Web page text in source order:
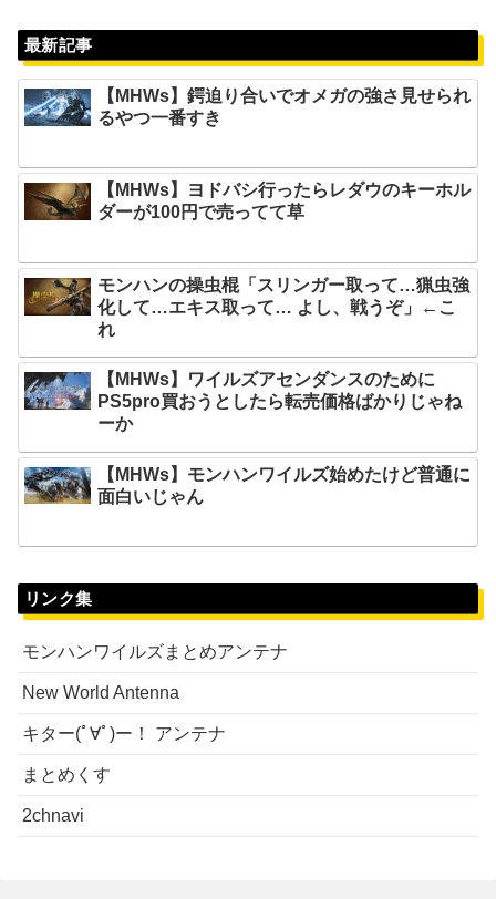
最新記事
【MHWs】鍔迫り合いでオメガの強さ見せられ
るやつ一番すき
【MHWs】ヨドバシ行ったらレダウのキーホル
ダーが100円で売ってて草
モンハンの操虫棍「スリンガー取って…猟虫強
化して…エキス取って… よし、戦うぞ」←こ
れ
【MHWs】ワイルズアセンダンスのために
PS5pro買おうとしたら転売価格ばかりじゃね
ーか
【MHWs】モンハンワイルズ始めたけど普通に
面白いじゃん
リンク集
モンハンワイルズまとめアンテナ
New World Antenna
キター(ﾟ∀ﾟ)ー！ アンテナ
まとめくす
2chnavi